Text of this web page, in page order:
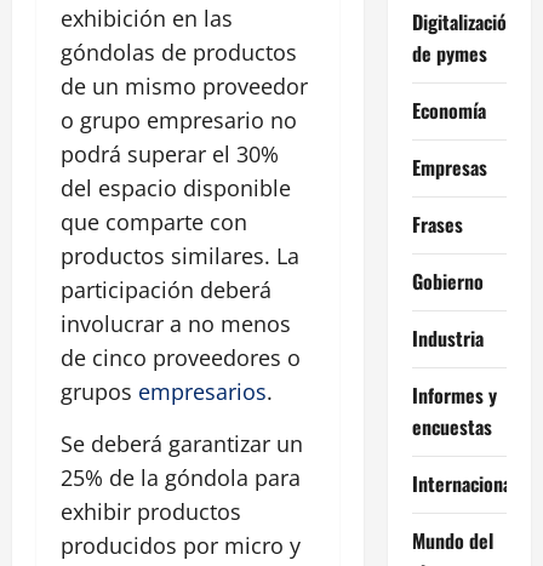
exhibición en las
góndolas de productos
de un mismo proveedor
o grupo empresario no
podrá superar el 30%
del espacio disponible
que comparte con
productos similares. La
participación deberá
involucrar a no menos
de cinco proveedores o
grupos empresarios.
Se deberá garantizar un
25% de la góndola para
exhibir productos
producidos por micro y
Digitalización
de pymes
Economía
Empresas
Frases
Gobierno
Industria
Informes y
encuestas
Internacional
Mundo del